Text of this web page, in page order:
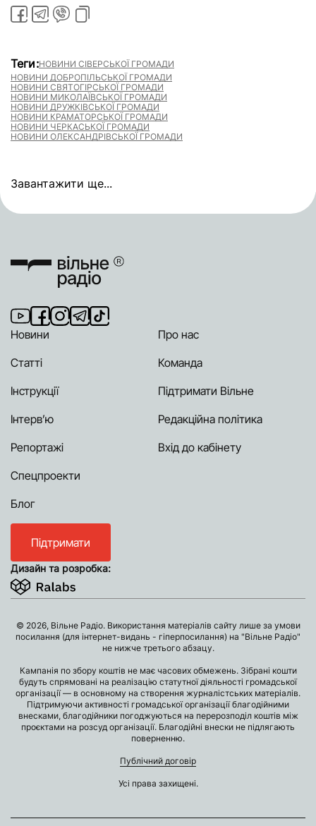
Теги:НОВИНИ СІВЕРСЬКОЇ ГРОМАДИ
НОВИНИ ДОБРОПІЛЬСЬКОЇ ГРОМАДИ
НОВИНИ СВЯТОГІРСЬКОЇ ГРОМАДИ
НОВИНИ МИКОЛАЇВСЬКОЇ ГРОМАДИ
НОВИНИ ДРУЖКІВСЬКОЇ ГРОМАДИ
НОВИНИ КРАМАТОРСЬКОЇ ГРОМАДИ
НОВИНИ ЧЕРКАСЬКОЇ ГРОМАДИ
НОВИНИ ОЛЕКСАНДРІВСЬКОЇ ГРОМАДИ
Завантажити ще...
Новини
Статті
Інструкції
Інтерв’ю
Репортажі
Спецпроекти
Блог
Про нас
Команда
Підтримати Вільне
Редакційна політика
Вхід до кабінету
Підтримати
Дизайн та розробка:
© 2026, Вільне Радіо. Використання матеріалів сайту лише за умови
посилання (для інтернет-видань - гіперпосилання) на "Вільне Радіо"
не нижче третього абзацу.
Кампанія по збору коштів не має часових обмежень. Зібрані кошти
будуть спрямовані на реалізацію статутної діяльності громадської
організації — в основному на створення журналістських матеріалів.
Підтримуючи активності громадської організації благодійними
внесками, благодійники погоджуються на перерозподіл коштів між
проєктами на розсуд організації. Благодійні внески не підлягають
поверненню.
Публічний договір
Усі права захищені.